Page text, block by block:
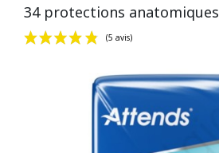
34 protections anatomiques
(5 avis)